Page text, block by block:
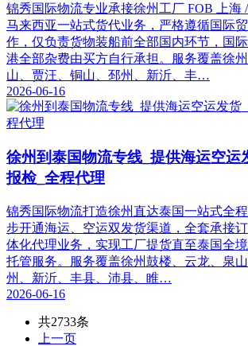
锦秀国际物流专业承接徐州工厂 FOB 上海
马来西亚一站式货代业务，严格遵循国际
作，仅负责货物装船前全部国内环节，国
港全部杂费由买方自行承担。服务覆盖徐
山、贾汪、铜山、邳州、新沂、丰…
2026-06-16
徐州到泰国物流专线_提供海运空运
报检_全程代理
锦秀国际物流打造徐州直达泰国一站式全
步开通海运、空运双发货渠道，全套承接
体化代理业务，实现工厂提货直至泰国全
托管服务。服务覆盖徐州鼓楼、云龙、泉
州、新沂、丰县、沛县、睢…
2026-06-16
共2733条
上一页